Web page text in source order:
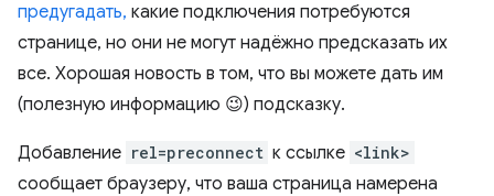
предугадать, какие подключения потребуются
странице, но они не могут надёжно предсказать их
все. Хорошая новость в том, что вы можете дать им
(полезную информацию 😉) подсказку.
Добавление rel=preconnect к ссылке <link>
сообщает браузеру, что ваша страница намерена